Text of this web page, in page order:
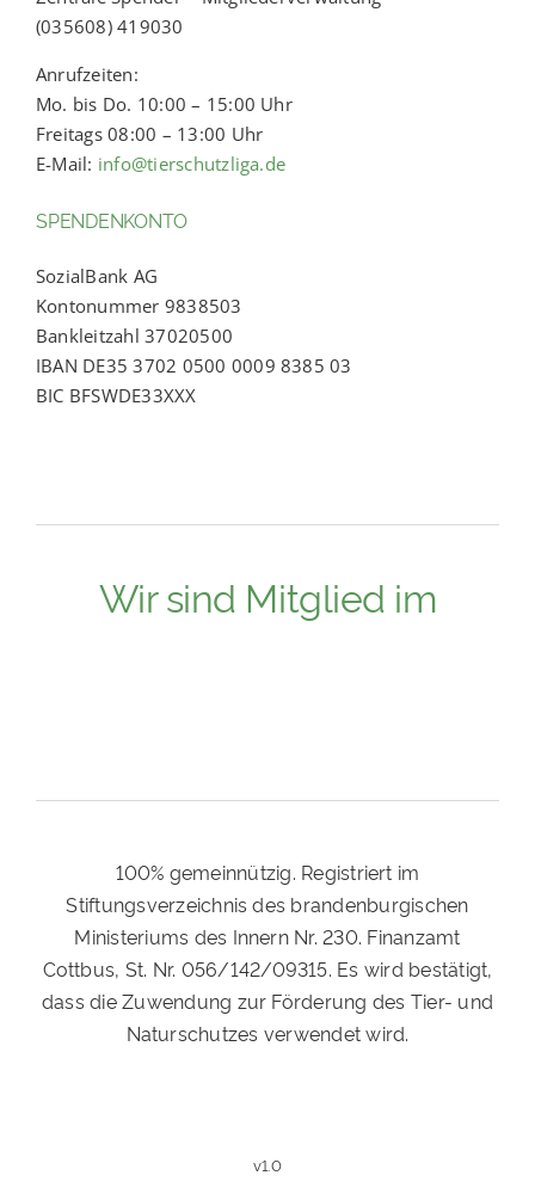
(035608) 419030
Anrufzeiten:
Mo. bis Do. 10:00 – 15:00 Uhr
Freitags 08:00 – 13:00 Uhr
E-Mail: info@tierschutzliga.de
SPENDENKONTO
SozialBank AG
Kontonummer 9838503
Bankleitzahl 37020500
IBAN DE35 3702 0500 0009 8385 03
BIC BFSWDE33XXX
Wir sind Mitglied im
100% gemeinnützig. Registriert im
Stiftungsverzeichnis des brandenburgischen
Ministeriums des Innern Nr. 230. Finanzamt
Cottbus, St. Nr. 056/142/09315. Es wird bestätigt,
dass die Zuwendung zur Förderung des Tier- und
Naturschutzes verwendet wird.
v1.0